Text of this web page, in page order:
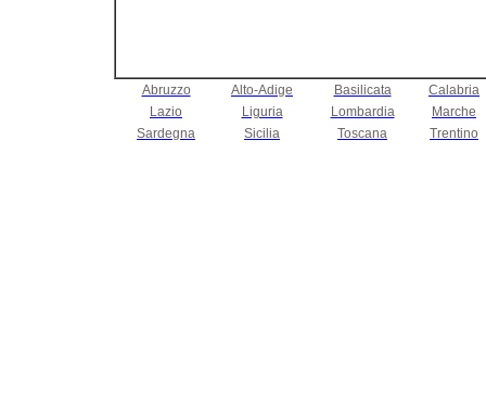
Abruzzo Alto-Adige Basilicata
Calabria
Lazio
Liguria Lombardia
Marche
Sardegna
Sicilia Toscana Trentino